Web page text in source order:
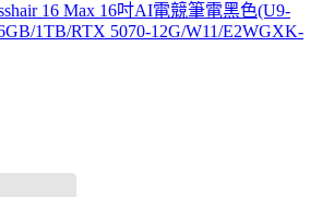
16 Max 16吋AI電競筆電黑色(U9-
1TB/RTX 5070-12G/W11/E2WGXK-